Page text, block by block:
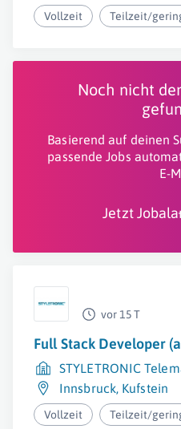
Vollzeit Teilzeit/
Noch nicht
Basierend auf deinen
passende Jobs
E-
Jetzt
vor 15 T
Full Stack Developer
STYLETRONIC
Innsbruck, Kufstein
Vollzeit Teilzeit/